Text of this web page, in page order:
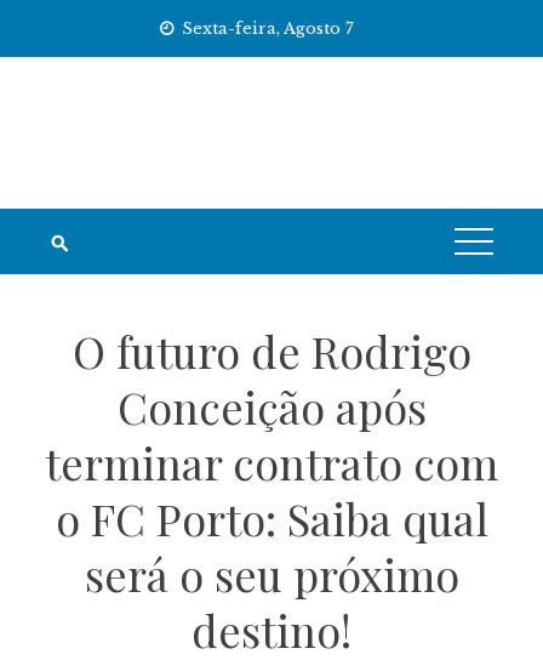
Sexta-feira, Agosto 7
O futuro de Rodrigo
Conceição após
terminar contrato com
o FC Porto: Saiba qual
será o seu próximo
destino!